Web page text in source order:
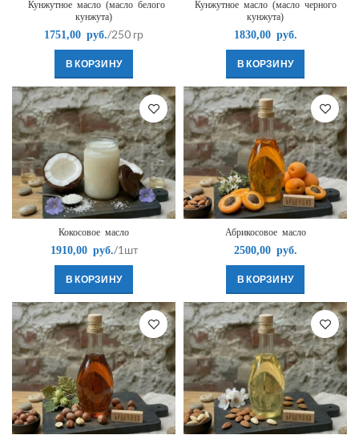
Кунжутное масло (масло белого
кунжута)
1751,00 руб. /250 гр
В КОРЗИНУ
Кунжутное масло (масло черного
кунжута)
1830,00руб.
В КОРЗИНУ
Кокосовое масло
1910,00руб. /1шт
В КОРЗИНУ
Абрикосовое масло
2500,00руб.
В КОРЗИНУ